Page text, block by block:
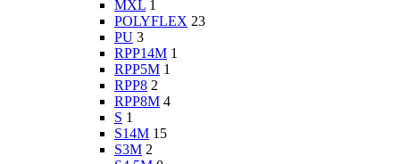
MXL 1
POLYFLEX 23
PU 3
RPP14M 1
RPP5M 1
RPP8 2
RPP8M 4
S 1
S14M 15
S3M 2